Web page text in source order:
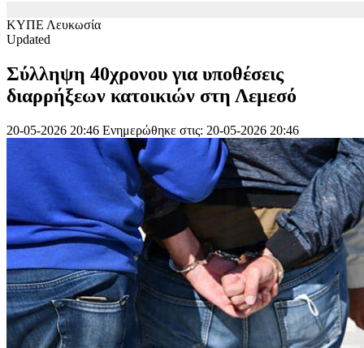
ΚΥΠΕ Λευκωσία
Updated
Σύλληψη 40χρονου για υπoθέσεις
διαρρήξεων κατοικιών στη Λεμεσό
20-05-2026 20:46 Ενημερώθηκε στις: 20-05-2026 20:46